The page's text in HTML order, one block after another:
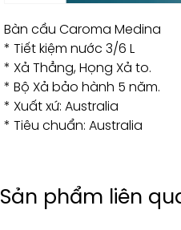
Bàn cầu Caroma Medina
* Tiết kiệm nước 3/6 L
* Xả Thẳng, Họng Xả to.
* Bộ Xả bảo hành 5 năm.
* Xuất xứ: Australia
* Tiêu chuẩn: Australia
Sản phẩm liên